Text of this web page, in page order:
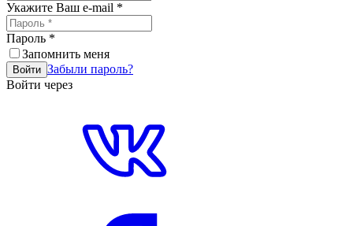
Укажите Ваш e-mail *
Пароль *
Запомнить меня
Войти Забыли пароль?
Войти через